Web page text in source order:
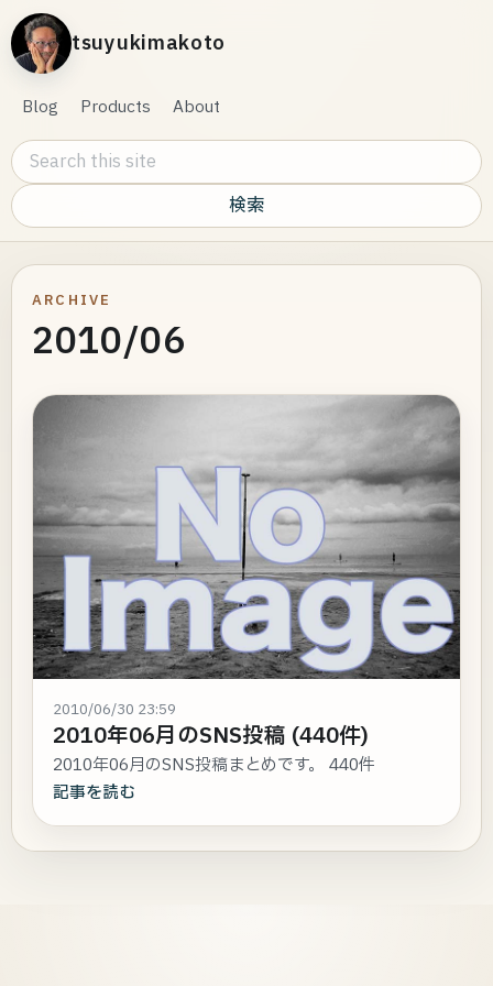
tsuyukimakoto
Blog Products About
Search this site
ARCHIVE
2010/06
2010/06/30 23:59
2010年06月のSNS投稿 (440件)
2010年06月のSNS投稿まとめです。 440件
記事を読む